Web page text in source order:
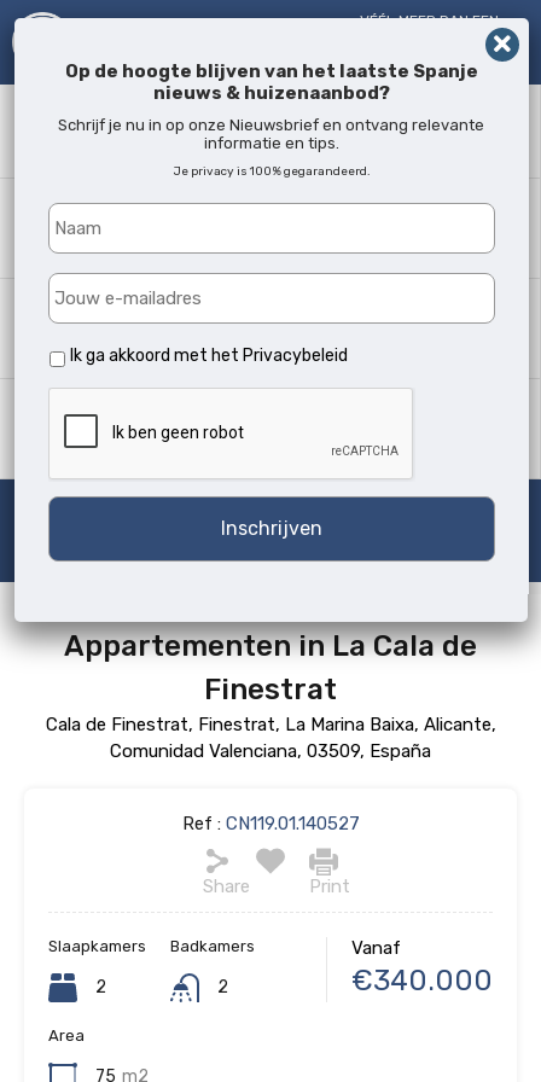
VÉÉL MEER DAN EEN
Waar?
Alle locaties
Woningtype
Alle soorten
Zoeken
Appartementen in La Cala de
Finestrat
Cala de Finestrat, Finestrat, La Marina Baixa, Alicante,
Comunidad Valenciana, 03509, España
Ref :CN119.01.140527
Share Print
Vanaf
€340.000
Slaapkamers
2
Badkamers
2
Area
75 m2
Op de hoogte blijven van het laatste Spanje
nieuws & huizenaanbod?
Schrijf je nu in op onze Nieuwsbrief en ontvang relevante
informatie en tips.
Je privacy is 100% gegarandeerd.
Ik ga akkoord met het Privacybeleid